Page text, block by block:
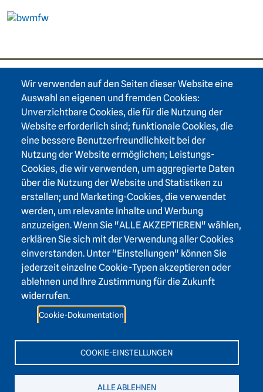
Wir verwenden auf den Seiten dieser Website eine
Auswahl an eigenen und fremden Cookies:
Unverzichtbare Cookies, die für die Nutzung der
Website erforderlich sind; funktionale Cookies, die
eine bessere Benutzerfreundlichkeit bei der
Nutzung der Website ermöglichen; Leistungs-
Cookies, die wir verwenden, um aggregierte Daten
über die Nutzung der Website und Statistiken zu
erstellen; und Marketing-Cookies, die verwendet
werden, um relevante Inhalte und Werbung
anzuzeigen. Wenn Sie "ALLE AKZEPTIEREN" wählen,
erklären Sie sich mit der Verwendung aller Cookies
einverstanden. Unter "Einstellungen" können Sie
jederzeit einzelne Cookie-Typen akzeptieren oder
ablehnen und Ihre Zustimmung für die Zukunft
widerrufen.
Cookie-Dokumentation
COOKIE-EINSTELLUNGEN
ALLE ABLEHNEN
Bild
Footer area one
Footer area two
Login Intranet
Presse
Förderverein
Kontakt
Barrierefreiheit
Leichte Sprache
Footer area three
Heidelberger Akademie der Wissenschaften
Karlstraße 4
69117 Heidelberg
+49 6221 / 54 32 65
hadw@hadw-bw.de